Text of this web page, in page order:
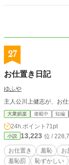
27
お仕置き日記
ゆふや
主人公川上健志が、お
大衆娯楽 連載中 短編
24h.ポイント 71pt
小説 13,223 位 /
お仕置き 羞恥 お
羞恥罰
恥ずかしい